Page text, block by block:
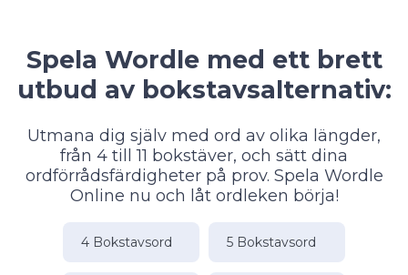
Spela Wordle med ett brett
utbud av bokstavsalternativ:
Utmana dig själv med ord av olika längder,
från 4 till 11 bokstäver, och sätt dina
ordförrådsfärdigheter på prov. Spela Wordle
Online nu och låt ordleken börja!
4 Bokstavsord 5 Bokstavsord